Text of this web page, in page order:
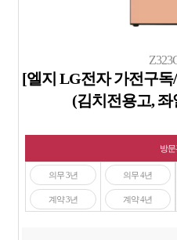
[엘지 LG전자 가전구
(김치전용고, 좌
방
의무 3년
계약 3년
의무 4년
계약 4년